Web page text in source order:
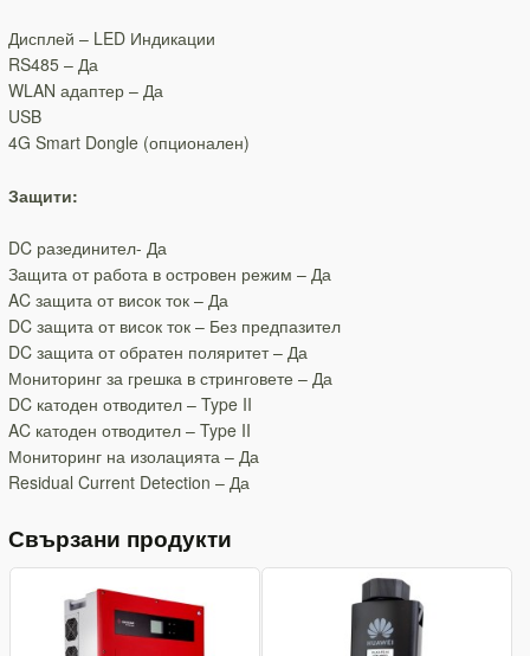
Дисплей – LED Индикации
RS485 – Да
WLAN адаптер – Да
USB
4G Smart Dongle (опционален)
Защити:
DC разединител- Да
Защита от работа в островен режим – Да
AC защита от висок ток – Да
DC защита от висок ток – Без предпазител
DC защита от обратен поляритет – Да
Мониторинг за грешка в стринговете – Да
DC катоден отводител – Type II
AC катоден отводител – Type II
Мониторинг на изолацията – Да
Residual Current Detection – Да
Свързани продукти